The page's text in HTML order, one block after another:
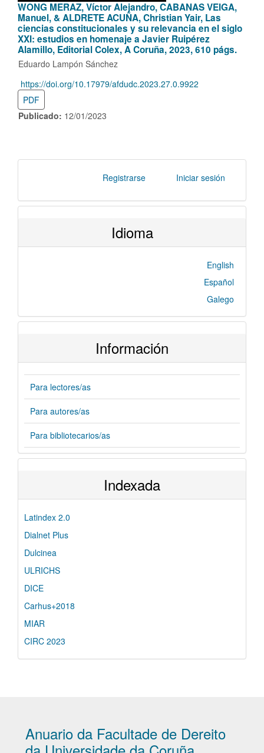
WONG MERAZ, Víctor Alejandro, CABANAS VEIGA,
Manuel, & ALDRETE ACUÑA, Christian Yair, Las
ciencias constitucionales y su relevancia en el siglo
XXI: estudios en homenaje a Javier Ruipérez
Alamillo, Editorial Colex, A Coruña, 2023, 610 págs.
Eduardo Lampón Sánchez
https://doi.org/10.17979/afdudc.2023.27.0.9922
PDF
Publicado: 12/01/2023
Registrarse Iniciar sesión
Idioma
English
Español
Galego
Información
Para lectores/as
Para autores/as
Para bibliotecarios/as
Indexada
Latindex 2.0
Dialnet Plus
Dulcinea
ULRICHS
DICE
Carhus+2018
MIAR
CIRC 2023
Anuario da Facultade de Dereito